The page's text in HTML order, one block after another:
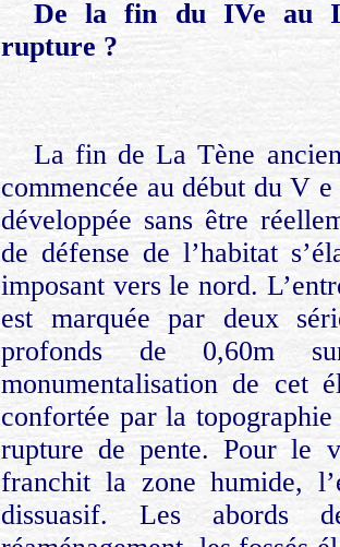
De la fin du IVe au
rupture ?
La fin de La Tène
commencée au début du V
développée sans être
de défense de l’habitat
imposant vers le nord.
est marquée par deux
profonds de 0,60m
monumentalisation de cet
confortée par la
rupture de pente. Pour le
franchit la zone humide,
dissuasif. Les abords